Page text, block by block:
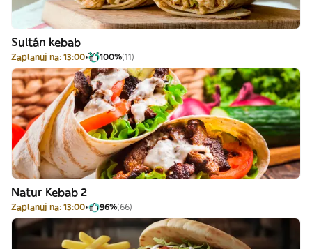
Sultán kebab
Zaplanuj na: 13:00 100%(11)
Natur Kebab 2
Zaplanuj na: 13:00 96%(66)